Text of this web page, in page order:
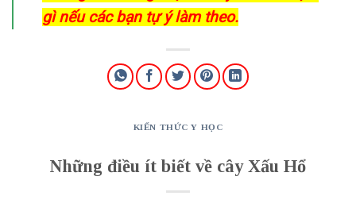
gì nếu các bạn tự ý làm theo.
KIẾN THỨC Y HỌC
Những điều ít biết về cây Xấu Hổ